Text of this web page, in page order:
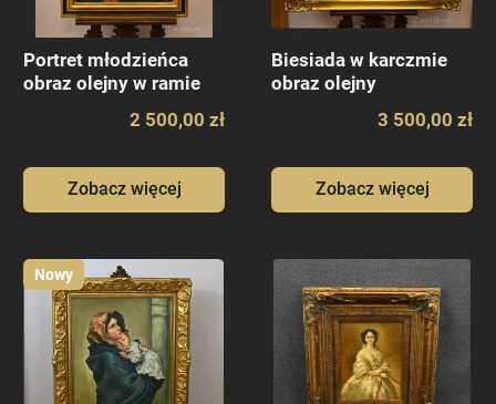
Portret młodzieńca
obraz olejny w ramie
2 500,00 zł
Zobacz więcej
Biesiada w karczmie
obraz olejny
3 500,00 zł
Zobacz więcej
Nowy